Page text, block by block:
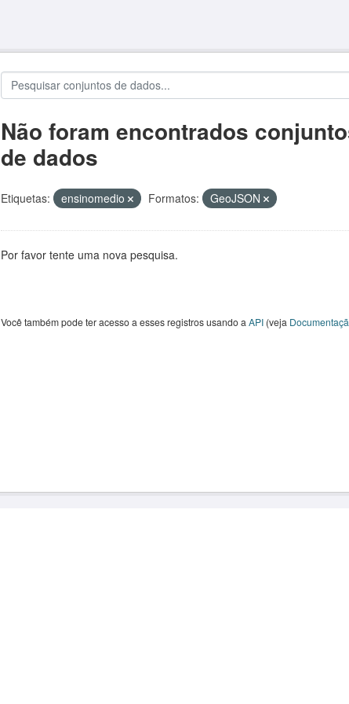
Não foram encontrados
de dados
Etiquetas: ensinomedio Formatos: GeoJSON
Por favor tente uma nova pesquisa.
Você também pode ter acesso a esses registros usando a API(veja